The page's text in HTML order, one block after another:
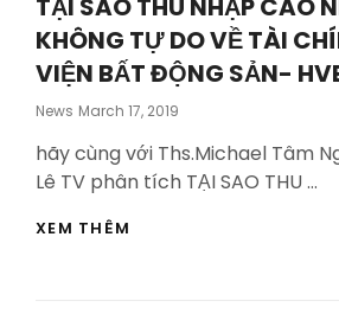
KHÔNG TỰ DO VỀ TÀI
VIỆN BẤT ĐỘNG SẢN-
News Posted
March 17, 2019
hãy cùng với Ths.Michael Tâm
Lê TV phân tích TẠI SAO THU …
XEM THÊM